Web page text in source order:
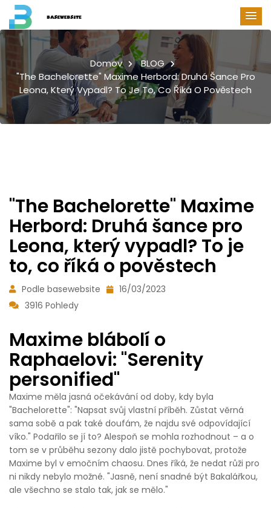
Domov
BLOG
"The Bachelorette" Maxime Herbord: Druhá Šance Pro
Leona, Který Vypadl? To Je To, Co Říká O Pověstech
"The Bachelorette" Maxime
Herbord: Druhá šance pro
Leona, který vypadl? To je
to, co říká o pověstech
Podle basewebsite
16/03/2023
3916 Pohledy
Maxime blábolí o
Raphaelovi: "Serenity
personified"
Maxime měla jasná očekávání od doby, kdy byla
"Bachelorette": "Napsat svůj vlastní příběh. Zůstat věrná
sama sobě a pak také doufám, že najdu své odpovídající
víko." Podařilo se jí to? Alespoň se mohla rozhodnout – a o
tom se v průběhu sezony dalo jistě pochybovat, protože
Maxime byl v emočním chaosu. Dnes říká, že nedat růži pro
ni nikdy nebylo možné. "Jasně, není snadné být Bakalářkou,
ale všechno se stalo tak, jak se mělo."